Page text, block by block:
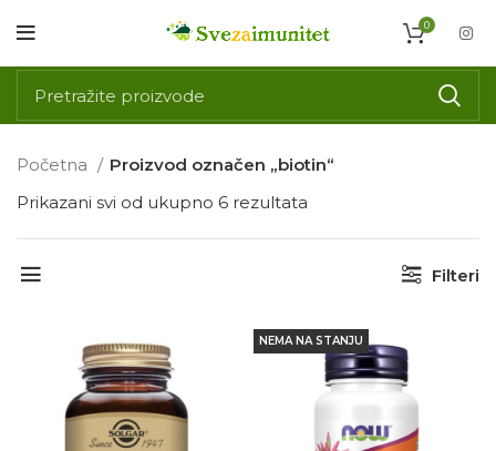
0
Početna
Proizvod označen „biotin“
Prikazani svi od ukupno 6 rezultata
Filteri
NEMA NA STANJU